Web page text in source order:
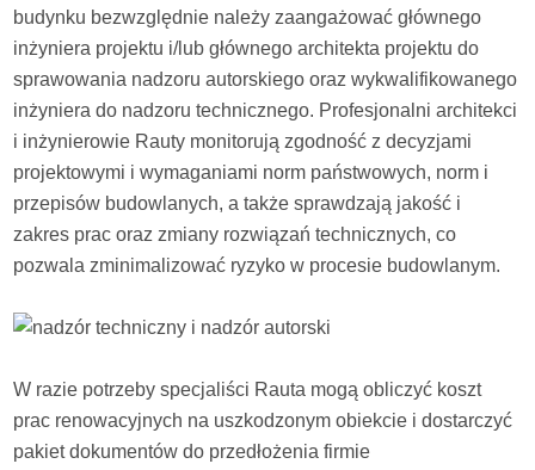
budynku bezwzględnie należy zaangażować głównego
inżyniera projektu i/lub głównego architekta projektu do
sprawowania nadzoru autorskiego oraz wykwalifikowanego
inżyniera do nadzoru technicznego. Profesjonalni architekci
i inżynierowie Rauty monitorują zgodność z decyzjami
projektowymi i wymaganiami norm państwowych, norm i
przepisów budowlanych, a także sprawdzają jakość i
zakres prac oraz zmiany rozwiązań technicznych, co
pozwala zminimalizować ryzyko w procesie budowlanym.
W razie potrzeby specjaliści Rauta mogą obliczyć koszt
prac renowacyjnych na uszkodzonym obiekcie i dostarczyć
pakiet dokumentów do przedłożenia firmie